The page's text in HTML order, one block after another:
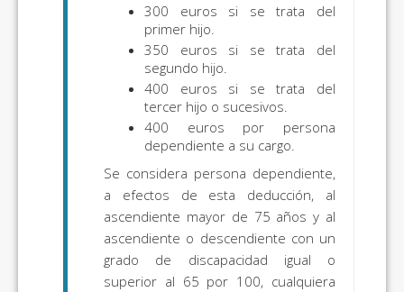
300 euros si se trata del
primer hijo.
350 euros si se trata del
segundo hijo.
400 euros si se trata del
tercer hijo o sucesivos.
400 euros por persona
dependiente a su cargo.
Se considera persona dependiente,
a efectos de esta deducción, al
ascendiente mayor de 75 años y al
ascendiente o descendiente con un
grado de discapacidad igual o
superior al 65 por 100, cualquiera